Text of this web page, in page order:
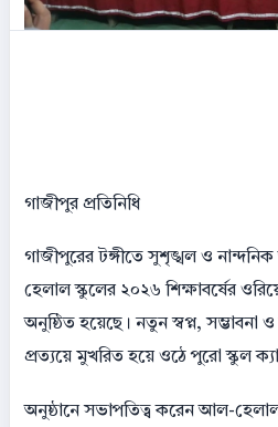
গাজীপুর প্রতিনিধি
গাজীপুরের টঙ্গীতে সুশৃঙ্খল ও
হেলাল স্কুলের ২০২৬ শিক্ষাবর্ষের
অনুষ্ঠিত হয়েছে। নতুন স্বপ্ন,
প্রত্যয়ে মুখরিত হয়ে ওঠে পুরো স্কুল
অনুষ্ঠানে সভাপতিত্ব করেন আল-